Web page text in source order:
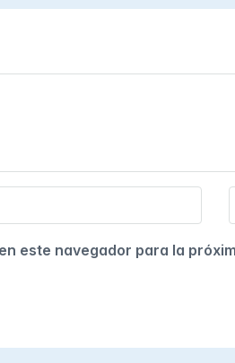
este navegador para la